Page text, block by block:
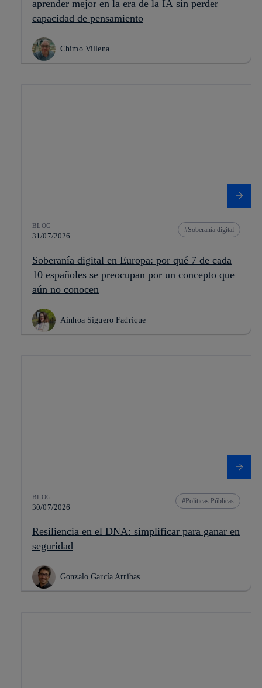
aprender mejor en la era de la IA sin perder
capacidad de pensamiento
Chimo Villena
BLOG
31/07/2026
Soberanía digital
Soberanía digital en Europa: por qué 7 de cada
10 españoles se preocupan por un concepto que
aún no conocen
Ainhoa Siguero Fadrique
BLOG
30/07/2026
Políticas Públicas
Resiliencia en el DNA: simplificar para ganar en
seguridad
Gonzalo García Arribas